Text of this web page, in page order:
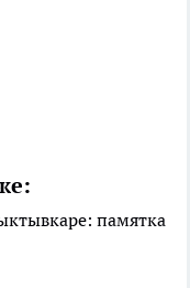
памятка